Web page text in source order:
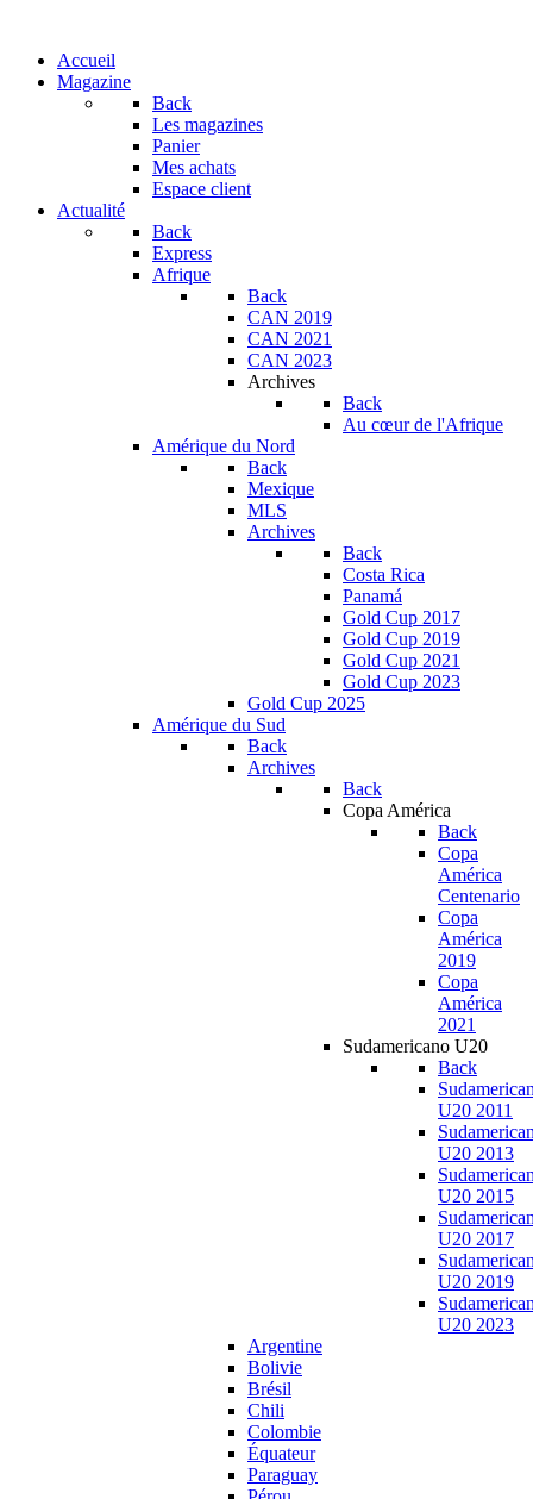
Accueil
Magazine
Back
Les magazines
Panier
Mes achats
Espace client
Actualité
Back
Express
Afrique
Back
CAN 2019
CAN 2021
CAN 2023
Archives
Back
Au cœur de l'Afrique
Amérique du Nord
Back
Mexique
MLS
Archives
Back
Costa Rica
Panamá
Gold Cup 2017
Gold Cup 2019
Gold Cup 2021
Gold Cup 2023
Gold Cup 2025
Amérique du Sud
Back
Archives
Back
Copa América
Back
Copa
América
Centenario
Copa
América
2019
Copa
América
2021
Sudamericano U20
Back
U20 2011
U20 2013
U20 2015
U20 2017
U20 2019
U20 2023
Argentine
Bolivie
Brésil
Chili
Colombie
Équateur
Paraguay